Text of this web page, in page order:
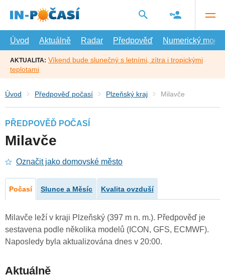
hlavní
Úvod
Aktuálně Radar Předpověď Numerický model
AKTUALITA: Víkend bude slunečný s letními, zítra i tropickými
teplotami
Úvod Předpověď počasí Plzeňský kraj Milavče
PŘEDPOVĚĎ POČASÍ
Milavče
Označit jako domovské město
Počasí Slunce a Měsíc Kvalita ovzduší
Milavče leží v kraji Plzeňský (397 m n. m.). Předpověď je
sestavena podle několika modelů (ICON, GFS, ECMWF).
Naposledy byla aktualizována dnes v 20:00.
Aktuálně